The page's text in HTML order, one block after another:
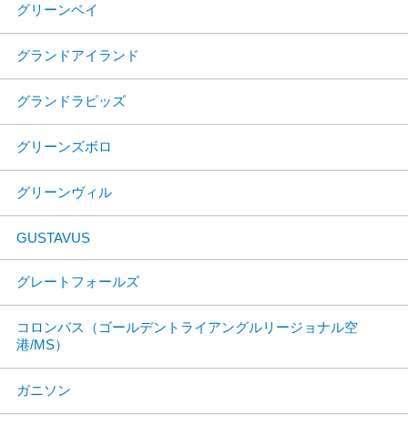
グリーンベイ
グランドアイランド
グランドラピッズ
グリーンズボロ
グリーンヴィル
GUSTAVUS
グレートフォールズ
コロンバス（ゴールデントライアングルリージョナル空
港/MS）
ガニソン